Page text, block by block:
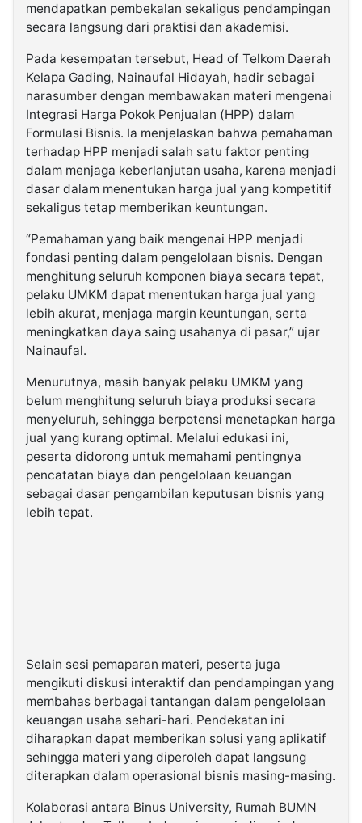
mendapatkan pembekalan sekaligus pendampingan
secara langsung dari praktisi dan akademisi.
Pada kesempatan tersebut, Head of Telkom Daerah
Kelapa Gading, Nainaufal Hidayah, hadir sebagai
narasumber dengan membawakan materi mengenai
Integrasi Harga Pokok Penjualan (HPP) dalam
Formulasi Bisnis. Ia menjelaskan bahwa pemahaman
terhadap HPP menjadi salah satu faktor penting
dalam menjaga keberlanjutan usaha, karena menjadi
dasar dalam menentukan harga jual yang kompetitif
sekaligus tetap memberikan keuntungan.
“Pemahaman yang baik mengenai HPP menjadi
fondasi penting dalam pengelolaan bisnis. Dengan
menghitung seluruh komponen biaya secara tepat,
pelaku UMKM dapat menentukan harga jual yang
lebih akurat, menjaga margin keuntungan, serta
meningkatkan daya saing usahanya di pasar,” ujar
Nainaufal.
Menurutnya, masih banyak pelaku UMKM yang
belum menghitung seluruh biaya produksi secara
menyeluruh, sehingga berpotensi menetapkan harga
jual yang kurang optimal. Melalui edukasi ini,
peserta didorong untuk memahami pentingnya
pencatatan biaya dan pengelolaan keuangan
sebagai dasar pengambilan keputusan bisnis yang
lebih tepat.
Selain sesi pemaparan materi, peserta juga
mengikuti diskusi interaktif dan pendampingan yang
membahas berbagai tantangan dalam pengelolaan
keuangan usaha sehari-hari. Pendekatan ini
diharapkan dapat memberikan solusi yang aplikatif
sehingga materi yang diperoleh dapat langsung
diterapkan dalam operasional bisnis masing-masing.
Kolaborasi antara Binus University, Rumah BUMN